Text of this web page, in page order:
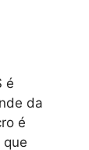
é
da
é